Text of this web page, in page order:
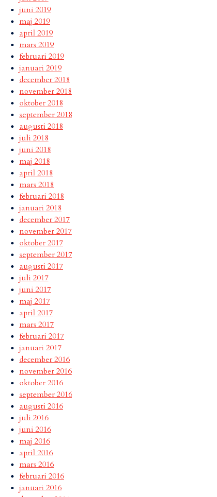
juni 2019
maj 2019
april 2019
mars 2019
februari 2019
januari 2019
december 2018
november 2018
oktober 2018
september 2018
augusti 2018
juli 2018
juni 2018
maj 2018
april 2018
mars 2018
februari 2018
januari 2018
december 2017
november 2017
oktober 2017
september 2017
augusti 2017
juli 2017
juni 2017
maj 2017
april 2017
mars 2017
februari 2017
januari 2017
december 2016
november 2016
oktober 2016
september 2016
augusti 2016
juli 2016
juni 2016
maj 2016
april 2016
mars 2016
februari 2016
januari 2016